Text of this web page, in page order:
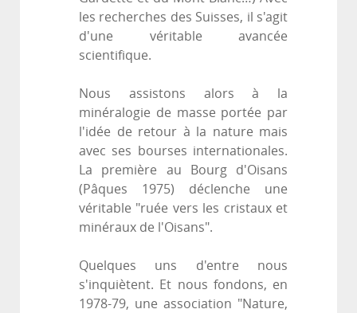
les recherches des Suisses, il s'agit
d'une véritable avancée
scientifique.
Nous assistons alors à la
minéralogie de masse portée par
l'idée de retour à la nature mais
avec ses bourses internationales.
La première au Bourg d'Oisans
(Pâques 1975) déclenche une
véritable "ruée vers les cristaux et
minéraux de l'Oisans".
Quelques uns d'entre nous
s'inquiètent. Et nous fondons, en
1978-79, une association "Nature,